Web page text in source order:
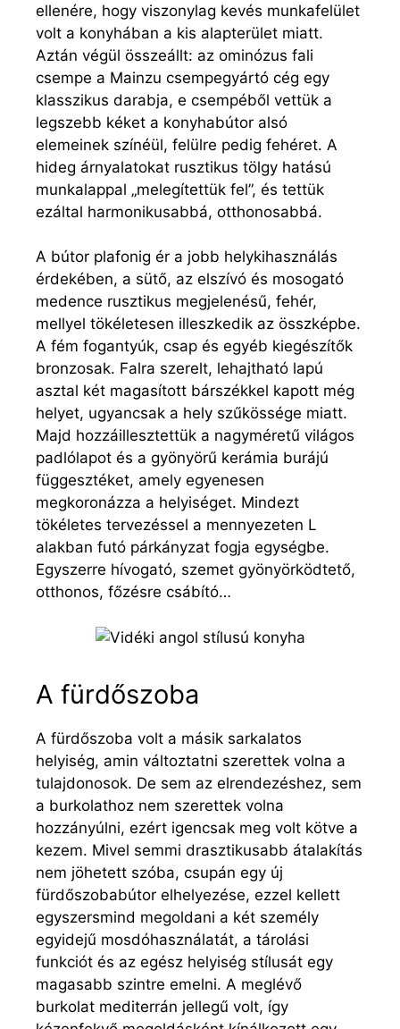
ellenére, hogy viszonylag kevés munkafelület
volt a konyhában a kis alapterület miatt.
Aztán végül összeállt: az ominózus fali
csempe a Mainzu csempegyártó cég egy
klasszikus darabja, e csempéből vettük a
legszebb kéket a konyhabútor alsó
elemeinek színéül, felülre pedig fehéret. A
hideg árnyalatokat rusztikus tölgy hatású
munkalappal „melegítettük fel”, és tettük
ezáltal harmonikusabbá, otthonosabbá.
A bútor plafonig ér a jobb helykihasználás
érdekében, a sütő, az elszívó és mosogató
medence rusztikus megjelenésű, fehér,
mellyel tökéletesen illeszkedik az összképbe.
A fém fogantyúk, csap és egyéb kiegészítők
bronzosak. Falra szerelt, lehajtható lapú
asztal két magasított bárszékkel kapott még
helyet, ugyancsak a hely szűkössége miatt.
Majd hozzáillesztettük a nagyméretű világos
padlólapot és a gyönyörű kerámia burájú
függesztéket, amely egyenesen
megkoronázza a helyiséget. Mindezt
tökéletes tervezéssel a mennyezeten L
alakban futó párkányzat fogja egységbe.
Egyszerre hívogató, szemet gyönyörködtető,
otthonos, főzésre csábító…
A fürdőszoba
A fürdőszoba volt a másik sarkalatos
helyiség, amin változtatni szerettek volna a
tulajdonosok. De sem az elrendezéshez, sem
a burkolathoz nem szerettek volna
hozzányúlni, ezért igencsak meg volt kötve a
kezem. Mivel semmi drasztikusabb átalakítás
nem jöhetett szóba, csupán egy új
fürdőszobabútor elhelyezése, ezzel kellett
egyszersmind megoldani a két személy
egyidejű mosdóhasználatát, a tárolási
funkciót és az egész helyiség stílusát egy
magasabb szintre emelni. A meglévő
burkolat mediterrán jellegű volt, így